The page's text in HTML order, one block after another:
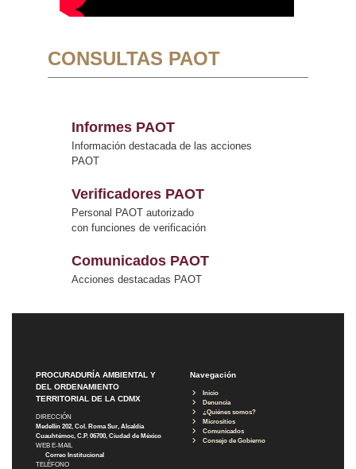
CONSULTAS PAOT
Informes PAOT
Información destacada de las acciones
PAOT
Verificadores PAOT
Personal PAOT autorizado
con funciones de verificación
Comunicados PAOT
Acciones destacadas PAOT
PROCURADURÍA AMBIENTAL Y
DEL ORDENAMIENTO
TERRITORIAL DE LA CDMX
DIRECCIÓN
Medellín 202, Col. Roma Sur, Alcaldía
Cuauhtémoc, C.P. 06700, Ciudad de México
WEB E-MAIL
Correo Institucional
TELÉFONO
Navegación
Inicio
Denuncia
¿Quiénes somos?
Micrositios
Comunicados
Consejo de Gobierno